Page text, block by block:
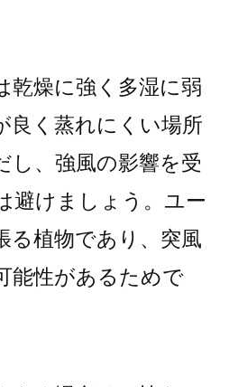
乾燥に強く多湿に弱
良く蒸れにくい場所
し、強風の影響を受
避けましょう。ユー
る植物であり、突風
能性があるためで